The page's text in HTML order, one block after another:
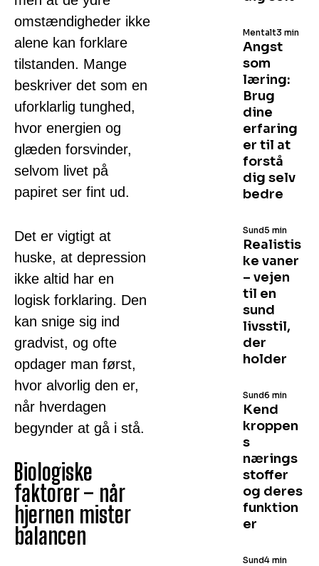
omstændigheder ikke
alene kan forklare
tilstanden. Mange
beskriver det som en
uforklarlig tunghed,
hvor energien og
glæden forsvinder,
selvom livet på
papiret ser fint ud.
Det er vigtigt at
huske, at depression
ikke altid har en
logisk forklaring. Den
kan snige sig ind
gradvist, og ofte
opdager man først,
hvor alvorlig den er,
når hverdagen
begynder at gå i stå.
Biologiske
faktorer – når
hjernen mister
balancen
Angst
som
læring:
Brug
dine
erfaring
er til at
forstå
dig selv
bedre
Mentalt3 min
Realistis
ke vaner
– vejen
til en
sund
livsstil,
der
holder
Sund5 min
Kend
kroppen
s
nærings
stoffer
og deres
funktion
er
Sund6 min
Sund4 min